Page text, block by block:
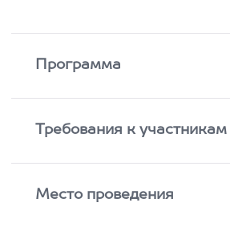
Программа
Требования к участникам
Место проведения